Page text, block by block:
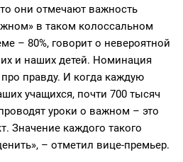
они отмечают важность
в таком колоссальном
– 80%, говорит о невероятной
и наших детей. Номинация
правду. И когда каждую
учащихся, почти 700 тысяч
уроки о важном – это
Значение каждого такого
– отметил вице-премьер.